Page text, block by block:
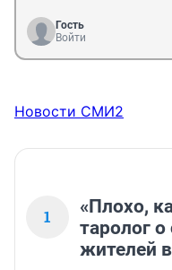
Гость
Войти
Новости СМИ2
1
«Плохо,
таролог о
жителей